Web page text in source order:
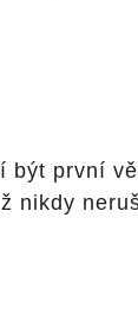
být první
nikdy